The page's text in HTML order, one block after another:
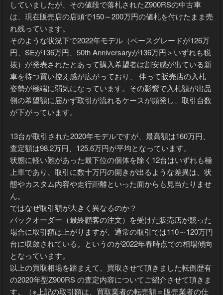
していましたが、その値段で落札されたZ900RSの中古車
は、現在販売店の店頭で150～200万円の値札を付けたまま売
れ残っています。
そのような状況下で2022年モデル（ベースグレードが126万
円、SEが136万円、50th Anniversaryが136万円＞いずれも税
抜）が発表されたとあって購入希望者は割安感が出ている新
車を待つ買い控え感が広がっており、 伴って販売店の入札
姿勢が極端に弱気になっています。その影響で入札額が出品
側の希望額に届かず取引が流れるケースが頻発し、取引台数
が下がっています。
13台が取引された2020年モデルですが、最高額は160万円、
査定額は98.2万円、125.6万円が平均となっています。
状態に軽い難があった最下位の個体を除く12台はいずれも極
上車であり、取引に数十万円の開きが出るような差異は、状
態やカスタム内容や走行距離といった面からも見当たりませ
ん。
ではなぜ取引額が大きく異なるのか？
バックオーダー（最終顧客の注文）を受けた販売店が競った
場合に取引額は上がりますが、通常の取引では110～120万円
台に収斂されている。というのが2022年春時点での相場傾向
となっています。
以上の買取相場を踏まえて、買取させて頂きました転倒歴有
の2020年型Z900RS の査定内容についてご紹介させて頂きま
す。（※上記の取引額は、買取業者の転売額＝販売業者の仕